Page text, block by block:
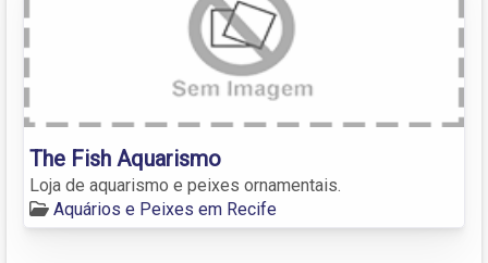
The Fish Aquarismo
Loja de aquarismo e peixes ornamentais.
Aquários e Peixes em Recife